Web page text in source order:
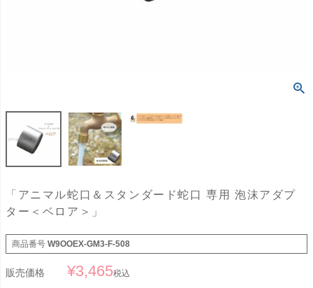
「アニマル蛇口＆スタンダード蛇口 専用 泡沫アダプ
ター＜ベロア＞」
商品番号 W9OOEX-GM3-F-508
販売価格 ¥3,465税込